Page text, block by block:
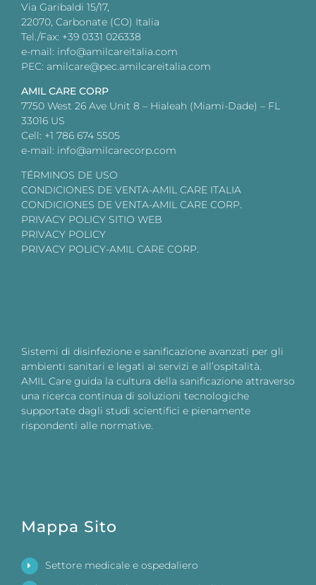
Via Garibaldi 15/17,
22070, Carbonate (CO) Italia
Tel./Fax: +39 0331 026338
e-mail: info@amilcareitalia.com
PEC: amilcare@pec.amilcareitalia.com
AMIL CARE CORP
7750 West 26 Ave Unit 8 – Hialeah (Miami-Dade) – FL
33016 US
Cell: +1 786 674 5505
e-mail: info@amilcarecorp.com
TÉRMINOS DE USO
CONDICIONES DE VENTA-AMIL CARE ITALIA
CONDICIONES DE VENTA-AMIL CARE CORP.
PRIVACY POLICY SITIO WEB
PRIVACY POLICY
PRIVACY POLICY-AMIL CARE CORP.
Sistemi di disinfezione e sanificazione avanzati per gli
ambienti sanitari e legati ai servizi e all’ospitalità.
AMIL Care guida la cultura della sanificazione attraverso
una ricerca continua di soluzioni tecnologiche
supportate dagli studi scientifici e pienamente
rispondenti alle normative.
Mappa Sito
Settore medicale e ospedaliero